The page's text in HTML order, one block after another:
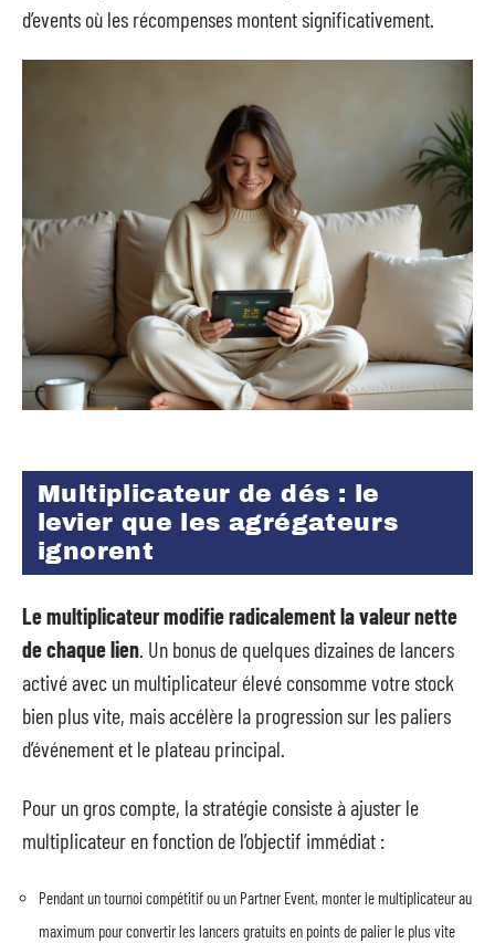
d’events où les récompenses montent significativement.
Multiplicateur de dés : le
levier que les agrégateurs
ignorent
Le multiplicateur modifie radicalement la valeur nette
de chaque lien. Un bonus de quelques dizaines de lancers
activé avec un multiplicateur élevé consomme votre stock
bien plus vite, mais accélère la progression sur les paliers
d’événement et le plateau principal.
Pour un gros compte, la stratégie consiste à ajuster le
multiplicateur en fonction de l’objectif immédiat :
Pendant un tournoi compétitif ou un Partner Event, monter le multiplicateur au
maximum pour convertir les lancers gratuits en points de palier le plus vite